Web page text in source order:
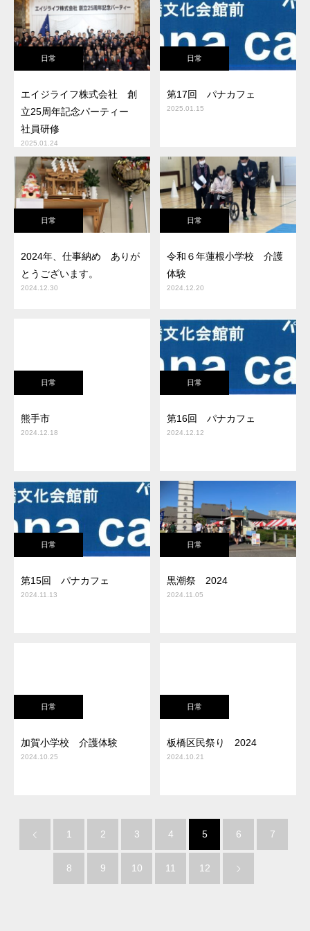
日常
エイジライフ株式会社 創
立25周年記念パーティー
社員研修
2025.01.24
日常
第17回 パナカフェ
2025.01.15
日常
2024年、仕事納め ありが
とうございます。
2024.12.30
日常
令和６年蓮根小学校 介護
体験
2024.12.20
日常
熊手市
2024.12.18
日常
第16回 パナカフェ
2024.12.12
日常
第15回 パナカフェ
2024.11.13
日常
黒潮祭 2024
2024.11.05
日常
加賀小学校 介護体験
2024.10.25
日常
板橋区民祭り 2024
2024.10.21
1 2 3 4 5 6 7
8 9 10 11 12